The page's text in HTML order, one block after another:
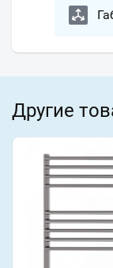
Другие